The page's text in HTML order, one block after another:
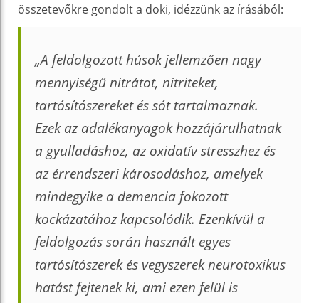
összetevőkre gondolt a doki, idézzünk az írásából:
„A feldolgozott húsok jellemzően nagy
mennyiségű nitrátot, nitriteket,
tartósítószereket és sót tartalmaznak.
Ezek az adalékanyagok hozzájárulhatnak
a gyulladáshoz, az oxidatív stresszhez és
az érrendszeri károsodáshoz, amelyek
mindegyike a demencia fokozott
kockázatához kapcsolódik. Ezenkívül a
feldolgozás során használt egyes
tartósítószerek és vegyszerek neurotoxikus
hatást fejtenek ki, ami ezen felül is